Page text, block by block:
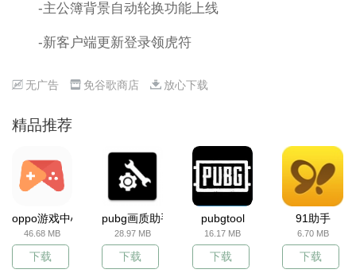
-主公簿背景自动轮换功能上线
-新客户端更新登录领虎符
无广告 免谷歌商店 放心下载
精品推荐
oppo游戏中心
46.68 MB
下载
pubg画质助手
28.97 MB
下载
pubgtool
16.17 MB
下载
91助手
6.70 MB
下载